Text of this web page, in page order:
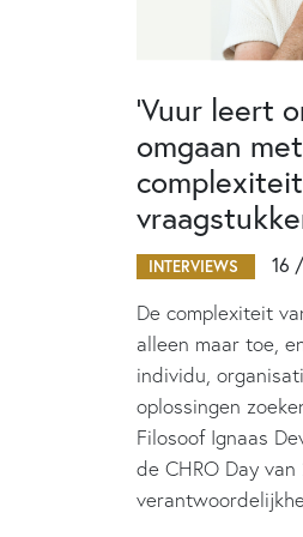
‘Vuur leert
omgaan
INTERVIEWS
16
De complexiteit
alleen maar toe,
individu,
oplossingen
Filosoof Ignaas
de CHRO Day